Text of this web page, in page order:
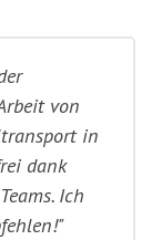
von
in
dank
Ich